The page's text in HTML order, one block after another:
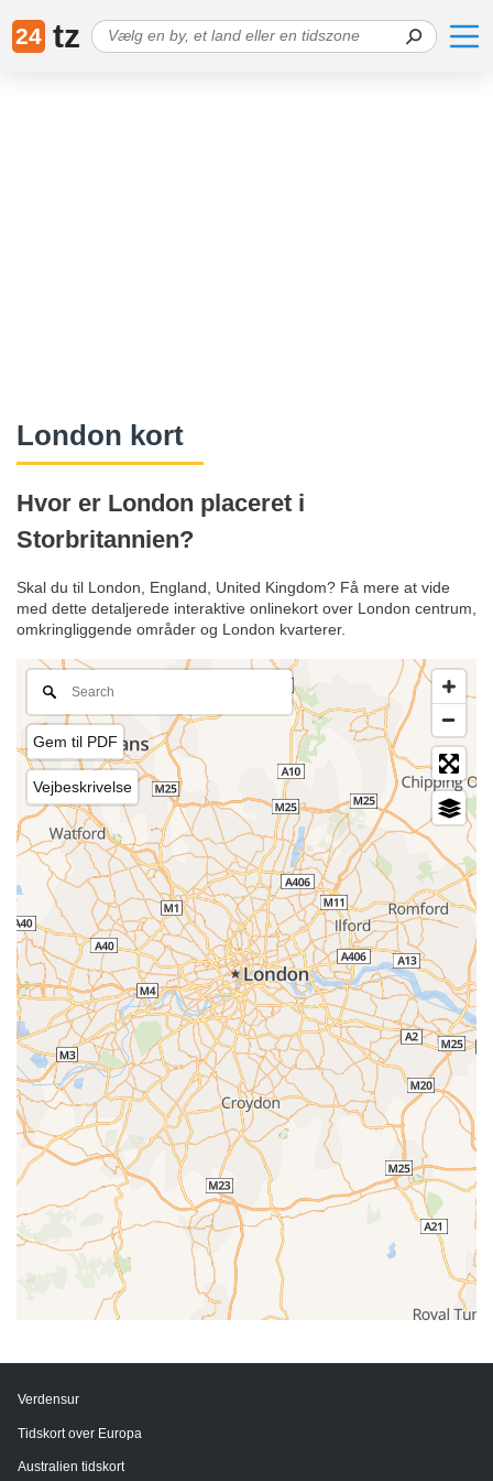
24 tz
London kort
Hvor er London placeret i
Storbritannien?
Skal du til London, England, United Kingdom? Få mere at vide
med dette detaljerede interaktive onlinekort over London centrum,
omkringliggende områder og London kvarterer.
Gem til PDF
Vejbeskrivelse
Verdensur
Tidskort over Europa
Australien tidskort